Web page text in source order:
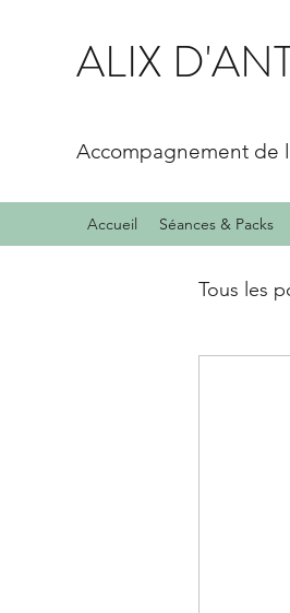
ALIX
Accompagnement de
Accueil Séances & Packs
Tous les